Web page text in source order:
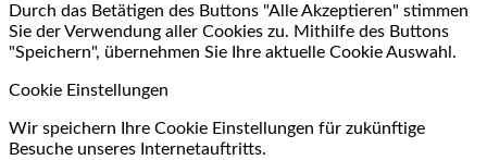
Durch das Betätigen des Buttons "Alle Akzeptieren" stimmen
Sie der Verwendung aller Cookies zu. Mithilfe des Buttons
"Speichern", übernehmen Sie Ihre aktuelle Cookie Auswahl.
Cookie Einstellungen
Wir speichern Ihre Cookie Einstellungen für zukünftige
Besuche unseres Internetauftritts.